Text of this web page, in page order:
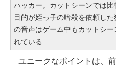
ハッカー。カットシーンでは
目的が姪っ子の暗殺を依頼し
の音声はゲーム中もカットシ
れている
ユニークなポイントは、